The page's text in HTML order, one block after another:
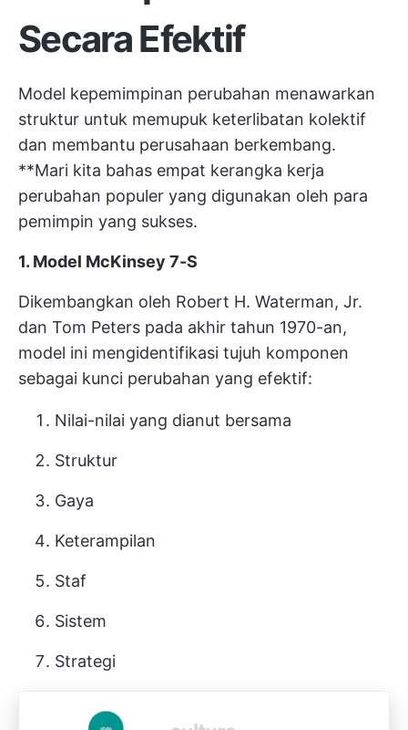
Secara Efektif
Model kepemimpinan perubahan menawarkan
struktur untuk memupuk keterlibatan kolektif
dan membantu perusahaan berkembang.
**Mari kita bahas empat kerangka kerja
perubahan populer yang digunakan oleh para
pemimpin yang sukses.
1. Model McKinsey 7-S
Dikembangkan oleh Robert H. Waterman, Jr.
dan Tom Peters pada akhir tahun 1970-an,
model ini mengidentifikasi tujuh komponen
sebagai kunci perubahan yang efektif:
Nilai-nilai yang dianut bersama
Struktur
Gaya
Keterampilan
Staf
Sistem
Strategi